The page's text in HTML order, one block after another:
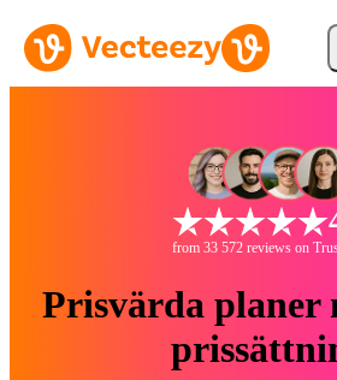
from 33 572 reviews on
Prisvärda planer